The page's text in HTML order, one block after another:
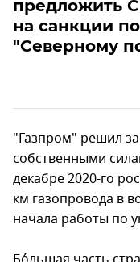
предложить
на санкции по
"Северному
"Газпром" решил
собственными
декабре 2020-го
км газопровода в
начала работы по